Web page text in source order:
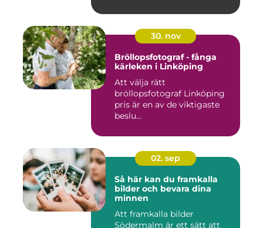
30. nov
Bröllopsfotograf - fånga
kärleken i Linköping
Att välja rätt
bröllopsfotograf Linköping
pris är en av de viktigaste
beslu...
02. sep
Så här kan du framkalla
bilder och bevara dina
minnen
Att framkalla bilder
Södermalm är ett sätt att